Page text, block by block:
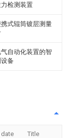
检测装置
式辊筒镀层测量
自动化装置的智
备
date Title